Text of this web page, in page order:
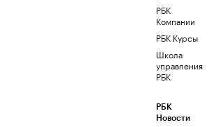
РБК
Компании
РБК Курсы
Школа
управления
РБК
РБК
Новости